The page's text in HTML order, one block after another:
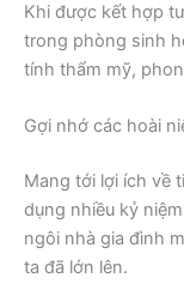
Khi được kết hợp
trong phòng sinh
tính thẩm mỹ,
Gợi nhớ các hoài
Mang tới lợi ích về
dụng nhiều kỷ
ngôi nhà gia đình
ta đã lớn lên.